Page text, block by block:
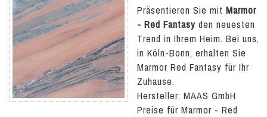
Präsentieren Sie mit Marmor
- Red Fantasy den neuesten
Trend in Ihrem Heim. Bei uns,
in Köln-Bonn, erhalten Sie
Marmor Red Fantasy für Ihr
Zuhause.
Hersteller: MAAS GmbH
Preise für Marmor - Red